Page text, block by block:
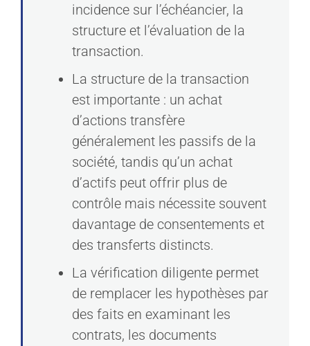
incidence sur l’échéancier, la
structure et l’évaluation de la
transaction.
La structure de la transaction
est importante : un achat
d’actions transfère
généralement les passifs de la
société, tandis qu’un achat
d’actifs peut offrir plus de
contrôle mais nécessite souvent
davantage de consentements et
des transferts distincts.
La vérification diligente permet
de remplacer les hypothèses par
des faits en examinant les
contrats, les documents